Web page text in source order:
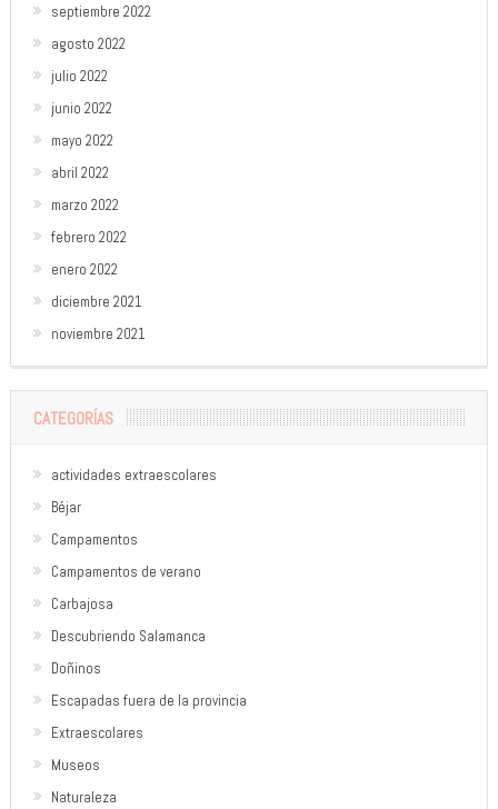
septiembre 2022
agosto 2022
julio 2022
junio 2022
mayo 2022
abril 2022
marzo 2022
febrero 2022
enero 2022
diciembre 2021
noviembre 2021
CATEGORÍAS
actividades extraescolares
Béjar
Campamentos
Campamentos de verano
Carbajosa
Descubriendo Salamanca
Doñinos
Escapadas fuera de la provincia
Extraescolares
Museos
Naturaleza